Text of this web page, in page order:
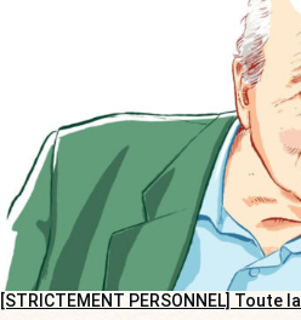
[STRICTEMENT PERSONNEL] Toute